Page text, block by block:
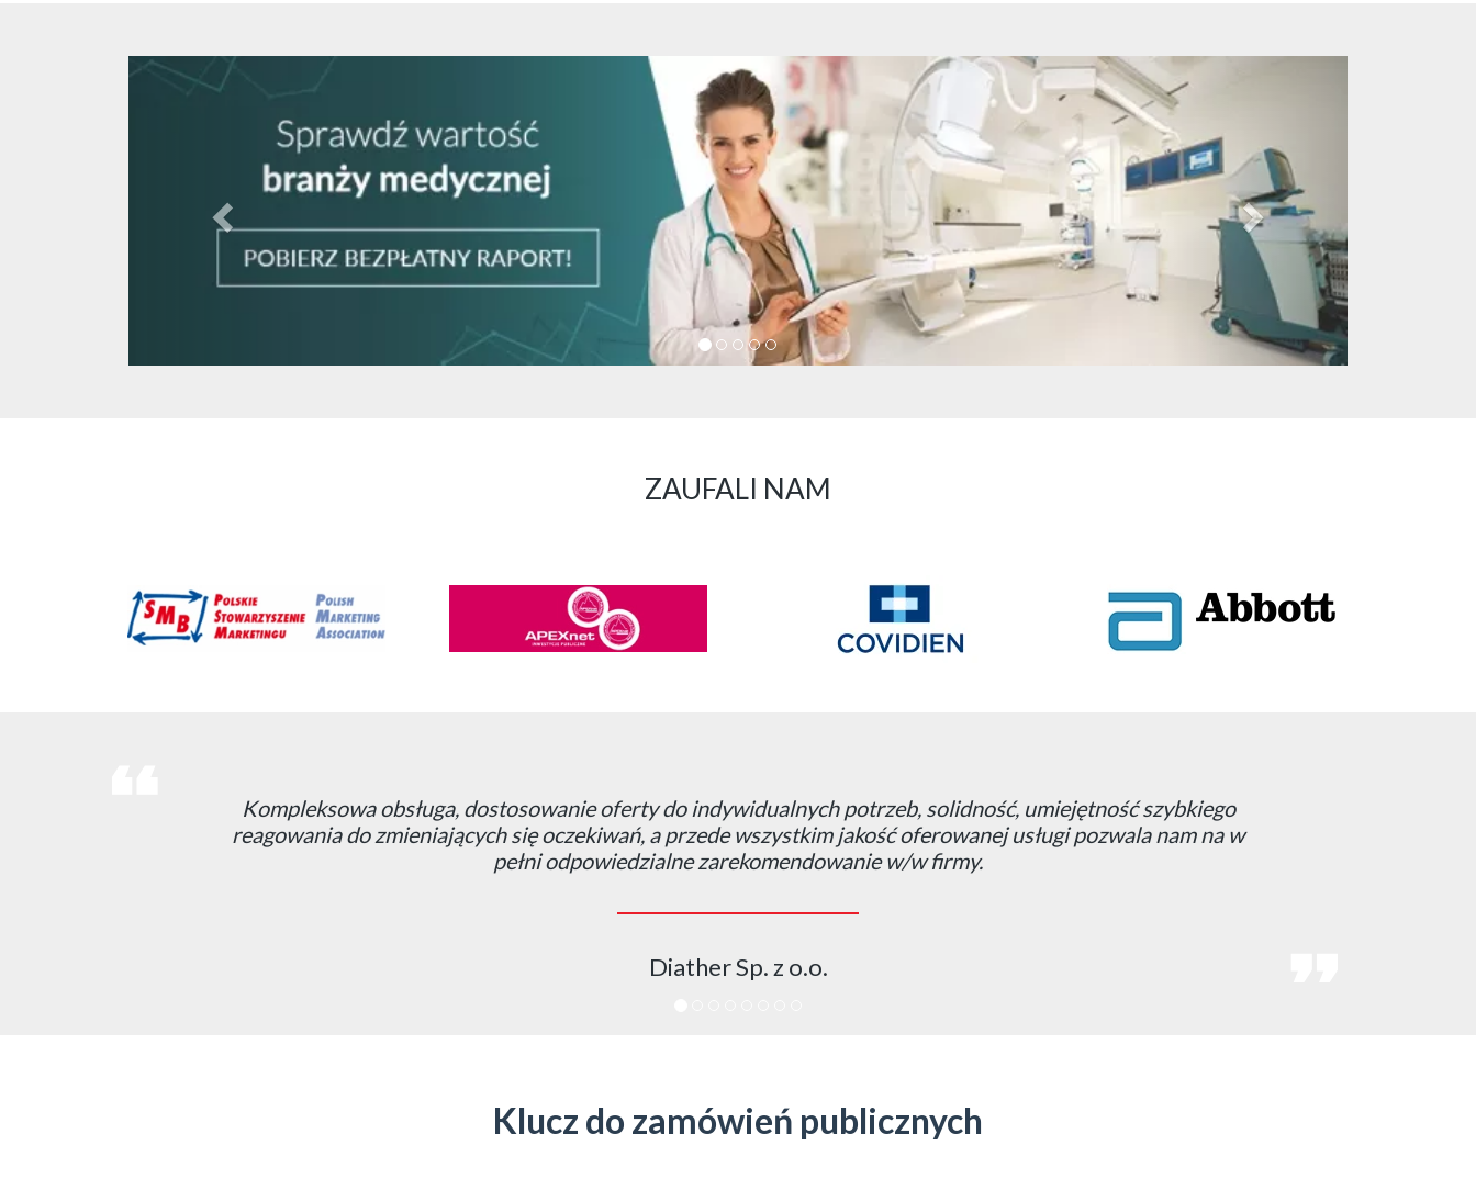
Cofnij Dalej
ZAUFALI NAM
Zdecydowaliśmy się na współpracę z GM TAI, gdyż jako jedna z nielicznych firm na rynku sprostała wszystkim
naszym wymaganiom, a otrzymywane informacje w pełni odzwierciedlają nasze potrzeby.